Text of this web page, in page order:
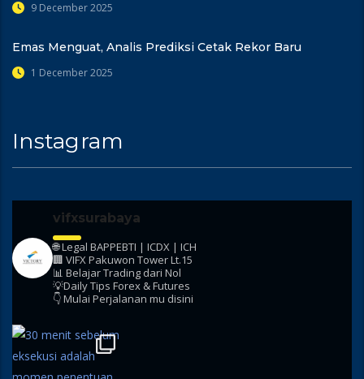
9 December 2025
Emas Menguat, Analis Prediksi Cetak Rekor Baru
1 December 2025
Instagram
vifxsurabaya
🌐 Legal BAPPEBTI | ICDX | ICH
🏢 VIFX Pakuwon Tower Lt.15
📊 Belajar Trading dari Nol
💡Daily Tips Forex & Futures
👇 Mulai Perjalanan mu disini